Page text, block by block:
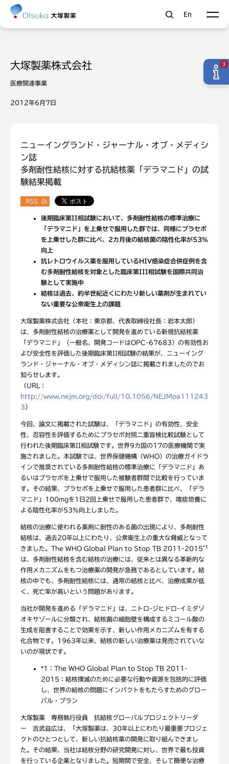
En
大塚製薬株式会社
医療関連事業
2012年6月7日
ニューイングランド・ジャーナル・オブ・メディシ
ン誌
多剤耐性結核に対する抗結核薬「デラマニド」の試
験結果掲載
RSS
後期臨床第II相試験において、多剤耐性結核の標準治療に
「デラマニド」を上乗せで服用した群では、同様にプラセボ
を上乗せした群に比べ、2カ月後の結核菌の陰性化率が53%
向上
抗レトロウイルス薬を服用しているHIV感染症合併症例を含
む多剤耐性結核を対象とした臨床第III相試験を国際共同治
験として実施中
結核は過去、約半世紀近くにわたり新しい薬剤が生まれてい
ない重要な公衆衛生上の課題
大塚製薬株式会社（本社：東京都、代表取締役社長：岩本太郎）
は、多剤耐性結核の治療薬として開発を進めている新規抗結核薬
「デラマニド」（一般名、開発コードはOPC-67683）の有効性お
よび安全性を評価した後期臨床第II相試験の結果が、ニューイング
ランド・ジャーナル・オブ・メディシン誌に掲載されましたのでお
知らせします。
（URL：
http://www.nejm.org/doi/full/10.1056/NEJMoa111243
3）
今回、論文に掲載された試験は、「デラマニド」の有効性、安全
性、忍容性を評価するためにプラセボ対照二重盲検比較試験として
行われた後期臨床第II相試験です。世界9カ国の17の医療機関で実
施されました。本試験では、世界保健機構（WHO）の治療ガイドラ
インで推奨されている多剤耐性結核の標準治療に「デラマニド」あ
るいはプラセボを上乗せで服用した被験者群間で比較を行っていま
す。その結果、プラセボを上乗せで服用した患者群に比べ、「デラ
マニド」100mgを1日2回上乗せで服用した患者群で、喀痰培養に
よる陰性化率が53%向上しました。
結核の治療に使われる薬剤に耐性のある菌の出現により、多剤耐性
結核は、過去20年以上にわたり、公衆衛生上の重大な脅威となって
きました。The WHO Global Plan to Stop TB 2011-2015*1
は、多剤耐性結核を含む結核の治療には、従来とは異なる革新的な
作用メカニズムをもつ治療薬の開発が急務であるとしています。結
核の中でも、多剤耐性結核には、通常の結核と比べ、治療成果が低
く、死亡率が高いという問題があります。
当社が開発を進める「デラマニド」は、ニトロ-ジヒドロ-イミダゾ
オキサゾールに分類され、結核菌の細胞壁を構成するミコール酸の
生成を阻害することで効果を示す、新しい作用メカニズムを有する
化合物です。1963年以来、結核の新しい治療薬は発売されていな
いのが現状です。
*1： The WHO Global Plan to Stop TB 2011-
2015：結核撲滅のために必要な行動や資源を包括的に評価
し、世界の結核の問題にインパクトをもたらすためのグロー
バル・プラン
大塚製薬 専務執行役員 抗結核グローバルプロジェクトリーダ
ー 吉武益広は、「大塚製薬は、30年以上にわたり最重要プロジェ
クトのひとつとして、新しい抗結核薬の開発に取り組んできまし
た。その結果、当社は結核分野の研究開発に対し、世界で最も投資
を行っている企業となりました。短期間で安全、そして簡便な治療
3